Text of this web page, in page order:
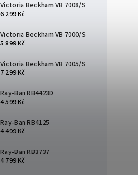
Victoria Beckham VB 7008/S
6 299 Kč
Victoria Beckham VB 7000/S
5 899 Kč
Victoria Beckham VB 7005/S
7 299 Kč
Ray-Ban RB4423D
4 599 Kč
Ray-Ban RB4125
4 499 Kč
Ray-Ban RB3737
4 799 Kč